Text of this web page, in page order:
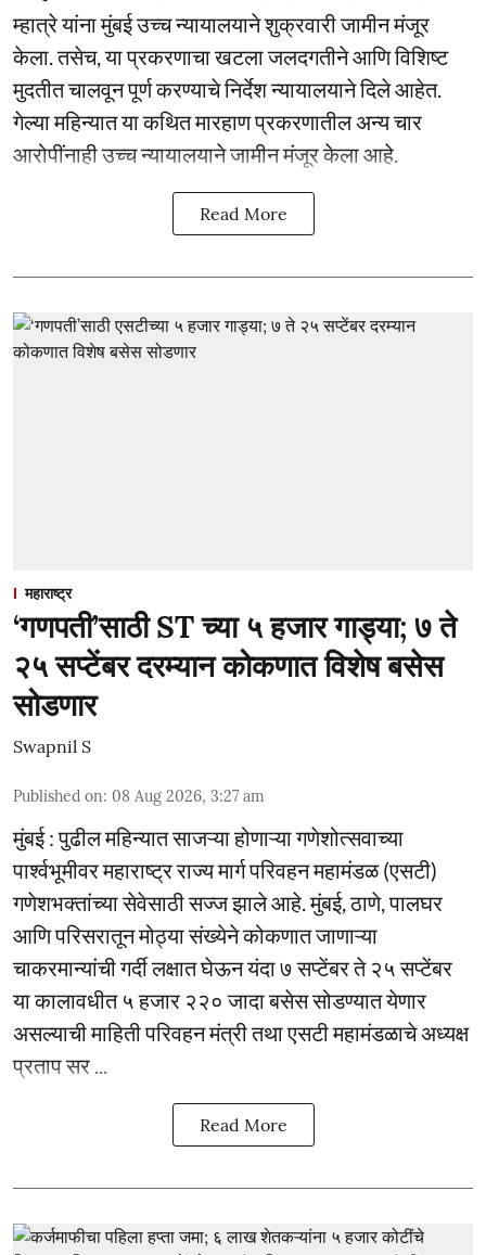
म्हात्रे यांना मुंबई उच्च न्यायालयाने शुक्रवारी जामीन मंजूर
केला. तसेच, या प्रकरणाचा खटला जलदगतीने आणि विशिष्ट
मुदतीत चालवून पूर्ण करण्याचे निर्देश न्यायालयाने दिले आहेत.
गेल्या महिन्यात या कथित मारहाण प्रकरणातील अन्य चार
आरोपींनाही उच्च न्यायालयाने जामीन मंजूर केला आहे.
Read More
महाराष्ट्र
‘गणपती’साठी ST च्या ५ हजार गाड्या; ७ ते
२५ सप्टेंबर दरम्यान कोकणात विशेष बसेस
सोडणार
Swapnil S
Published on: 08 Aug 2026, 3:27 am
मुंबई : पुढील महिन्यात साजऱ्या होणाऱ्या गणेशोत्सवाच्या
पार्श्वभूमीवर महाराष्ट्र राज्य मार्ग परिवहन महामंडळ (एसटी)
गणेशभक्तांच्या सेवेसाठी सज्ज झाले आहे. मुंबई, ठाणे, पालघर
आणि परिसरातून मोठ्या संख्येने कोकणात जाणाऱ्या
चाकरमान्यांची गर्दी लक्षात घेऊन यंदा ७ सप्टेंबर ते २५ सप्टेंबर
या कालावधीत ५ हजार २२० जादा बसेस सोडण्यात येणार
असल्याची माहिती परिवहन मंत्री तथा एसटी महामंडळाचे अध्यक्ष
प्रताप सर ...
Read More